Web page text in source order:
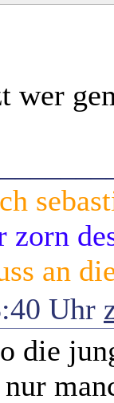
wer
zorn
an
Uhr
die
nur